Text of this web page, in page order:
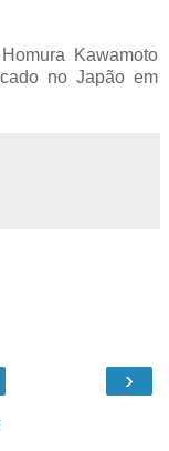
Kawamoto
no Japão em
›